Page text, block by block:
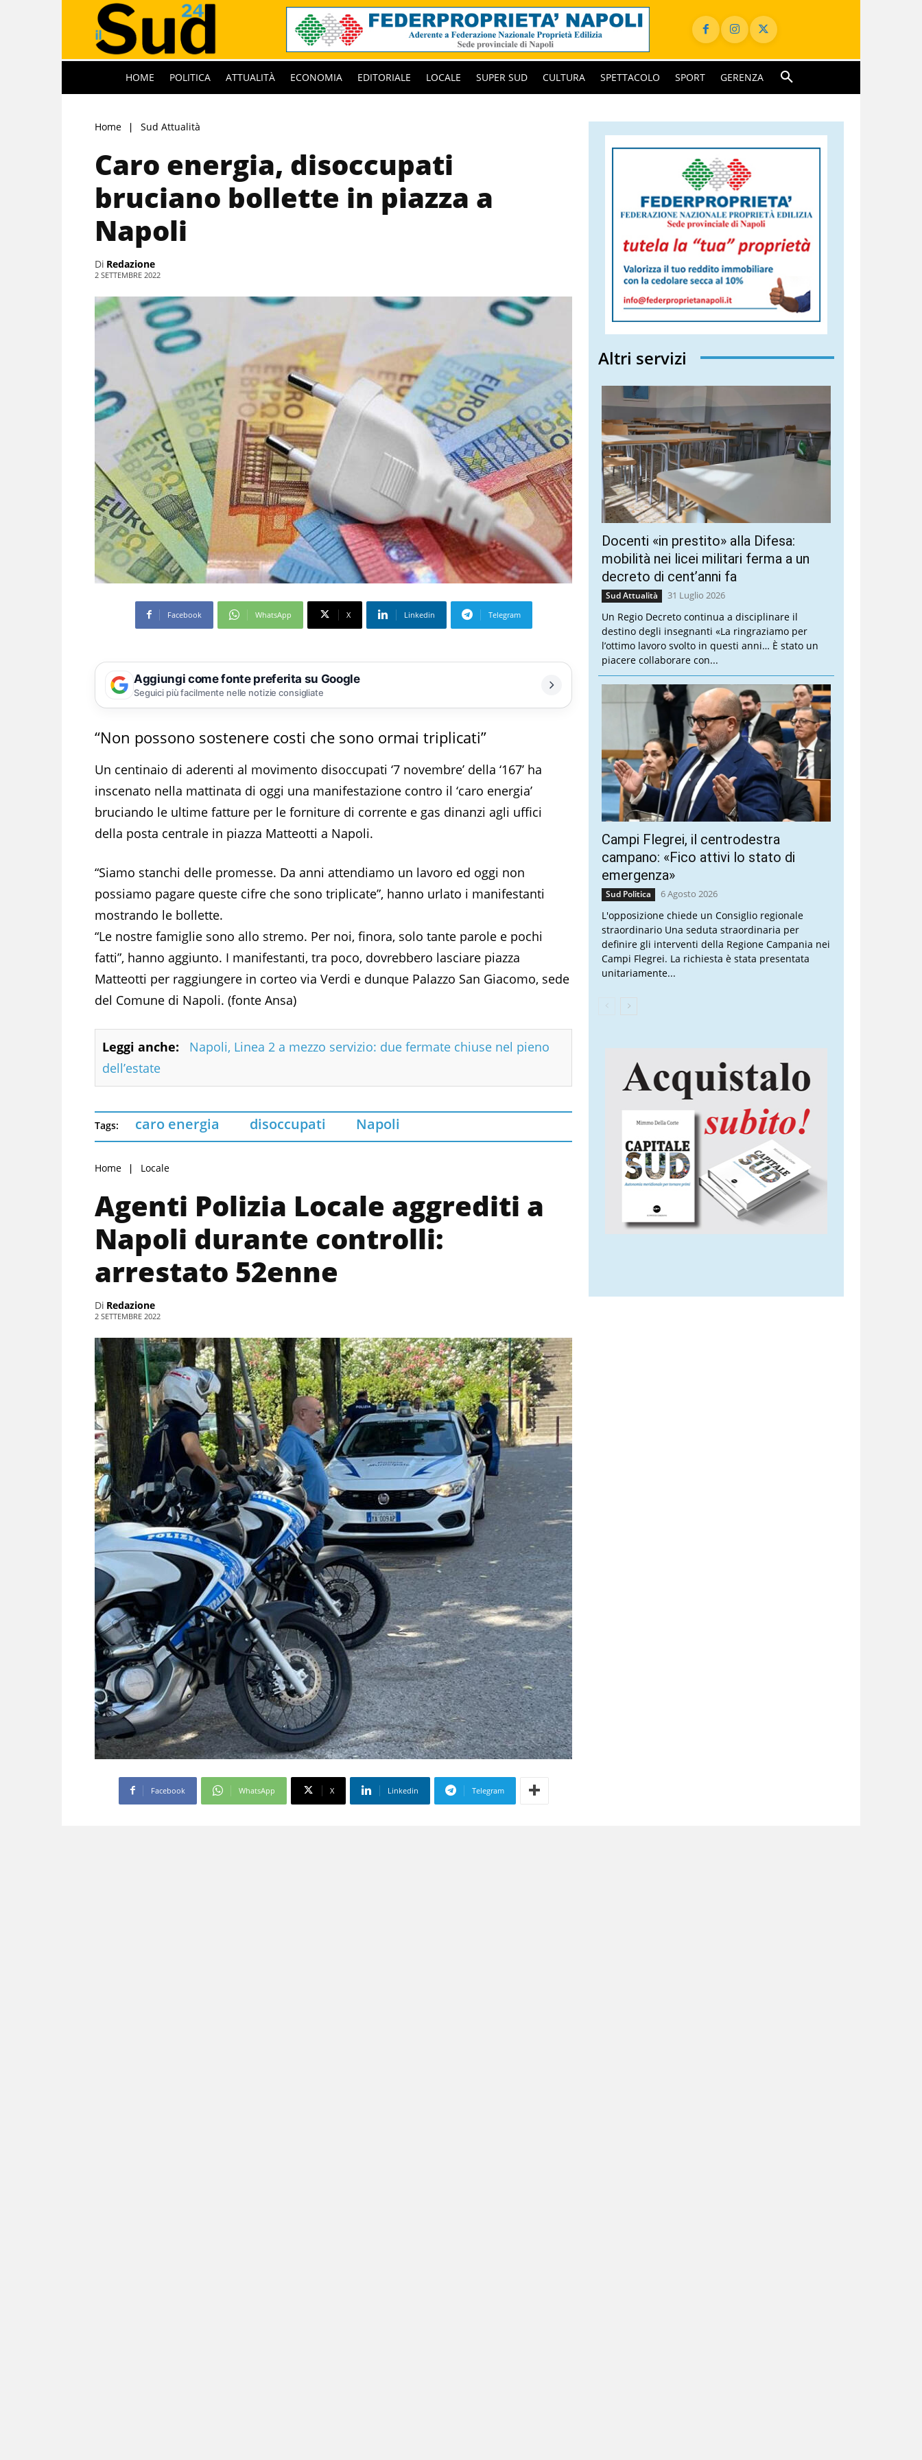
HOME POLITICA ATTUALITÀ ECONOMIA EDITORIALE LOCALE SUPER SUD CULTURA SPETTACOLO SPORT GERENZA
Home Sud Attualità
Caro energia, disoccupati
bruciano bollette in piazza a
Napoli
Di Redazione
2 SETTEMBRE 2022
Facebook WhatsApp X Linkedin Telegram
Aggiungi come fonte preferita su Google
Seguici più facilmente nelle notizie consigliate
“Non possono sostenere costi che sono ormai triplicati”
Un centinaio di aderenti al movimento disoccupati ‘7 novembre’ della ‘167’ ha
inscenato nella mattinata di oggi una manifestazione contro il ‘caro energia’
bruciando le ultime fatture per le forniture di corrente e gas dinanzi agli uffici
della posta centrale in piazza Matteotti a Napoli.
“Siamo stanchi delle promesse. Da anni attendiamo un lavoro ed oggi non
possiamo pagare queste cifre che sono triplicate”, hanno urlato i manifestanti
mostrando le bollette.
“Le nostre famiglie sono allo stremo. Per noi, finora, solo tante parole e pochi
fatti”, hanno aggiunto. I manifestanti, tra poco, dovrebbero lasciare piazza
Matteotti per raggiungere in corteo via Verdi e dunque Palazzo San Giacomo, sede
del Comune di Napoli. (fonte Ansa)
Leggi anche:
Napoli, Linea 2 a mezzo servizio: due fermate chiuse nel pieno
dell’estate
Tags: caro energia disoccupati Napoli
Home Locale
Agenti Polizia Locale aggrediti a
Napoli durante controlli:
arrestato 52enne
Di Redazione
2 SETTEMBRE 2022
Facebook WhatsApp X Linkedin Telegram
Altri servizi
Docenti «in prestito» alla Difesa:
mobilità nei licei militari ferma a un
decreto di cent’anni fa
Sud Attualità 31 Luglio 2026
Un Regio Decreto continua a disciplinare il
destino degli insegnanti «La ringraziamo per
l’ottimo lavoro svolto in questi anni… È stato un
piacere collaborare con...
Campi Flegrei, il centrodestra
campano: «Fico attivi lo stato di
emergenza»
Sud Politica 6 Agosto 2026
L'opposizione chiede un Consiglio regionale
straordinario Una seduta straordinaria per
definire gli interventi della Regione Campania nei
Campi Flegrei. La richiesta è stata presentata
unitariamente...